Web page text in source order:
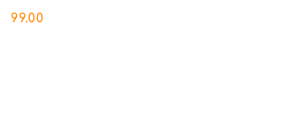
Cena:
99.00